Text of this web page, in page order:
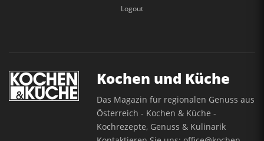
Logout
Kochen und Küche
Das Magazin für regionalen Genuss aus
Österreich - Kochen & Küche -
Kochrezepte, Genuss & Kulinarik